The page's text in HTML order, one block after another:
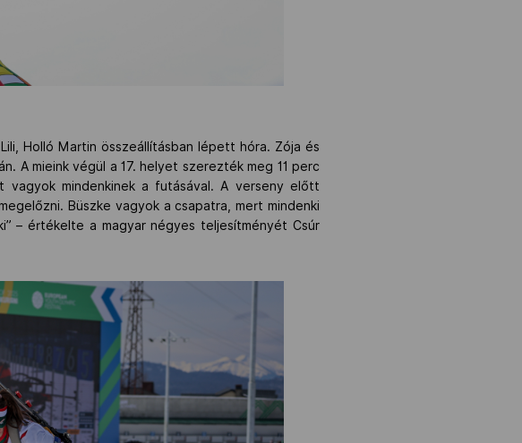
Holló Martin összeállításban lépett hóra. Zója és
A mieink végül a 17. helyet szerezték meg 11 perc
vagyok mindenkinek a futásával. A verseny előtt
Büszke vagyok a csapatra, mert mindenki
– értékelte a magyar négyes teljesítményét Csúr